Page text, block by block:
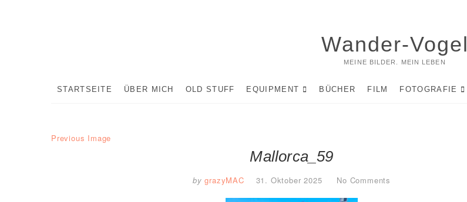
Wander-Vogel
MEINE BILDER. MEIN LEBEN
STARTSEITE ÜBER MICH OLD STUFF EQUIPMENT BÜCHER FILM FOTOGRAFIE
Previous Image
Mallorca_59
by grazyMAC 31. Oktober 2025 No Comments